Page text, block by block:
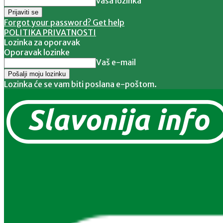
Forgot your password? Get help
POLITIKA PRIVATNOSTI
Lozinka za oporavak
Oporavak lozinke
Vaš e-mail
Lozinka će se vam biti poslana e-poštom.